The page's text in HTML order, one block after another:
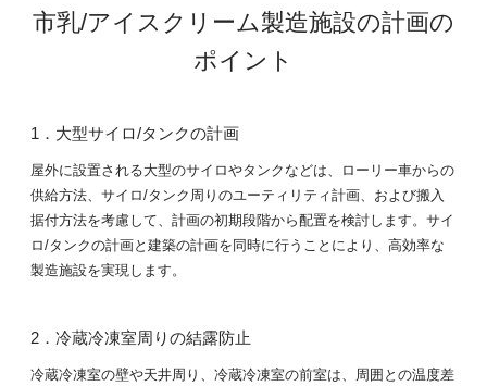
市乳/アイスクリーム製造施設の計画の
ポイント
1．大型サイロ/タンクの計画
屋外に設置される大型のサイロやタンクなどは、ローリー車からの
供給方法、サイロ/タンク周りのユーティリティ計画、および搬入
据付方法を考慮して、計画の初期段階から配置を検討します。サイ
ロ/タンクの計画と建築の計画を同時に行うことにより、高効率な
製造施設を実現します。
2．冷蔵冷凍室周りの結露防止
冷蔵冷凍室の壁や天井周り、冷蔵冷凍室の前室は、周囲との温度差